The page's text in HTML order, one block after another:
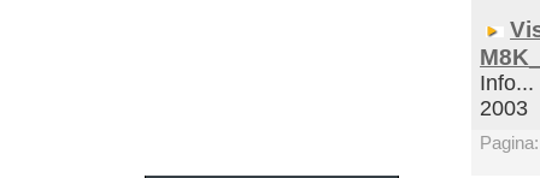
Info...
2003